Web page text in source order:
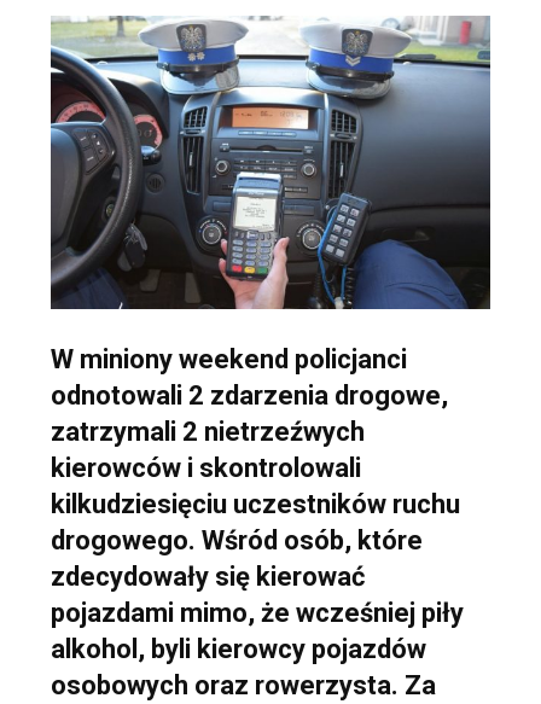
W miniony weekend policjanci
odnotowali 2 zdarzenia drogowe,
zatrzymali 2 nietrzeźwych
kierowców i skontrolowali
kilkudziesięciu uczestników ruchu
drogowego. Wśród osób, które
zdecydowały się kierować
pojazdami mimo, że wcześniej piły
alkohol, byli kierowcy pojazdów
osobowych oraz rowerzysta. Za